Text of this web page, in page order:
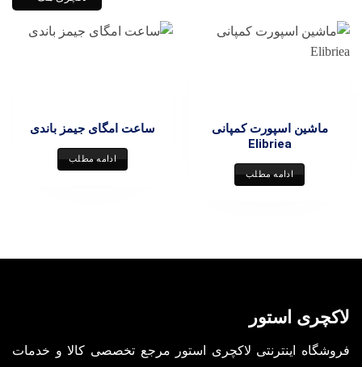
ماشین اسپورت کمپانی
Elibriea
ادامه مطلب
ساعت امگای جیمز باندی
ادامه مطلب
لاکچری استور
فروشگاه اینترنتی لاکچری استور مرجع تخصصی کالا و خدمات